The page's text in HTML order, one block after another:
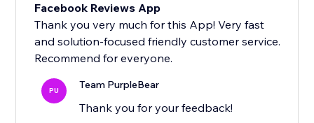
Facebook Reviews App
Thank you very much for this App! Very fast
and solution-focused friendly customer service.
Recommend for everyone.
PU Team PurpleBear
Thank you for your feedback!